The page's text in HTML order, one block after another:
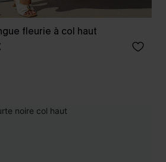
fleurie à col haut